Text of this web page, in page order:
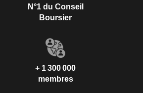
N°1 du Conseil
Boursier
+ 1 300 000
membres